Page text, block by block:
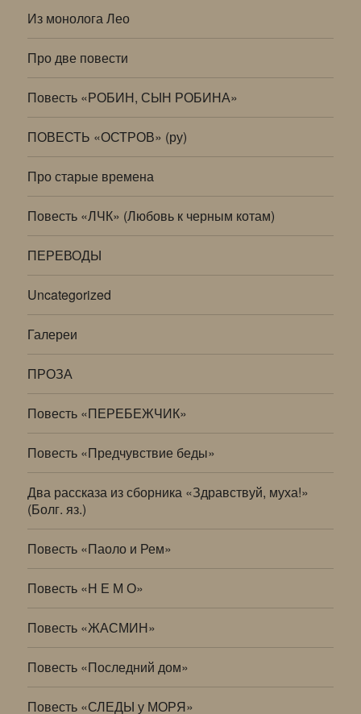
Из монолога Лео
Про две повести
Повесть «РОБИН, СЫН РОБИНА»
ПОВЕСТЬ «ОСТРОВ» (ру)
Про старые времена
Повесть «ЛЧК» (Любовь к черным котам)
ПЕРЕВОДЫ
Uncategorized
Галереи
ПРОЗА
Повесть «ПЕРЕБЕЖЧИК»
Повесть «Предчувствие беды»
Два рассказа из сборника «Здравствуй, муха!»
(Болг. яз.)
Повесть «Паоло и Рем»
Повесть «Н Е М О»
Повесть «ЖАСМИН»
Повесть «Последний дом»
Повесть «СЛЕДЫ у МОРЯ»